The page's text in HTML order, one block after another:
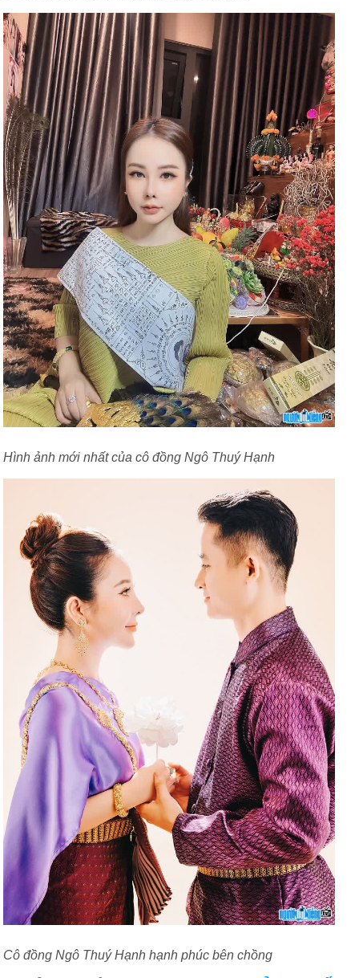
Hình ảnh mới nhất của cô đồng Ngô Thuý Hạnh
Cô đồng Ngô Thuý Hạnh hạnh phúc bên chồng